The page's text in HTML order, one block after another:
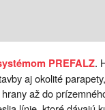
PREFALZ.
aj okolité
až do